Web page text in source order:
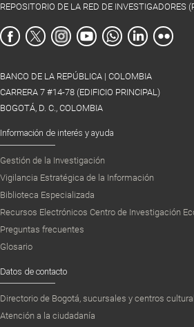
REPOSITORIO DE LA RED DE INVESTIGADORES
BANCO DE LA REPÚBLICA | COLOMBIA
CARRERA 7 #14-78 (EDIFICIO PRINCIPAL)
BOGOTÁ, D. C., COLOMBIA
Información de interés y ayuda
Gestión de la Investigación
Vigilancia Estratégica de la Información
Biblioteca Especializada
Recursos Electrónicos Centro de Investigación
Preguntas frecuentes
Glosario
Datos de contacto
Directorio de Bogotá, sucursales y centros
Atención a la ciudadanía